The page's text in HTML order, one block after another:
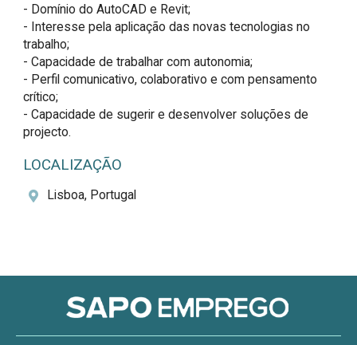
- Domínio do AutoCAD e Revit;
- Interesse pela aplicação das novas tecnologias no
trabalho;
- Capacidade de trabalhar com autonomia;
- Perfil comunicativo, colaborativo e com pensamento
crítico;
- Capacidade de sugerir e desenvolver soluções de
projecto.
LOCALIZAÇÃO
Lisboa, Portugal